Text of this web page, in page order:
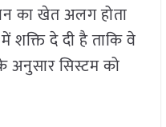
का खेत अलग होता
शक्ति दे दी है ताकि वे
अनुसार सिस्टम को